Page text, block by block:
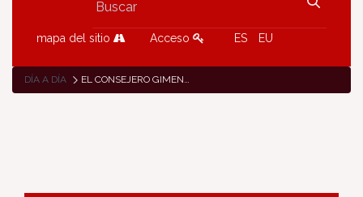
mapa del sitio Acceso ES EU
DÍA A DÍA EL CONSEJERO GIMENO DESTACA QUE LA LOMLOE REFUERZA LAS ESTRATEGIAS EDUCATIVAS DEL DEPARTAMENTO EN LA DISTRIBUCIÓN DEL ALUMNADO